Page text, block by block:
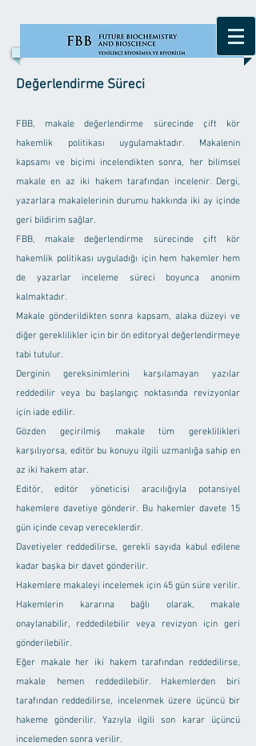
Değerlendirme Süreci
FBB, makale değerlendirme sürecinde çift kör
hakemlik politikası uygulamaktadır. Makalenin
kapsamı ve biçimi incelendikten sonra, her bilimsel
makale en az iki hakem tarafından incelenir. Dergi,
yazarlara makalelerinin durumu hakkında iki ay içinde
geri bildirim sağlar.
FBB, makale değerlendirme sürecinde çift kör
hakemlik politikası uyguladığı için hem hakemler hem
de yazarlar inceleme süreci boyunca anonim
kalmaktadır.
Makale gönderildikten sonra kapsam, alaka düzeyi ve
diğer gereklilikler için bir ön editoryal değerlendirmeye
tabi tutulur.
Derginin gereksinimlerini karşılamayan yazılar
reddedilir veya bu başlangıç noktasında revizyonlar
için iade edilir.
Gözden geçirilmiş makale tüm gereklilikleri
karşılıyorsa, editör bu konuyu ilgili uzmanlığa sahip en
az iki hakem atar.
Editör, editör yöneticisi aracılığıyla potansiyel
hakemlere davetiye gönderir. Bu hakemler davete 15
gün içinde cevap vereceklerdir.
Davetiyeler reddedilirse, gerekli sayıda kabul edilene
kadar başka bir davet gönderilir.
Hakemlere makaleyi incelemek için 45 gün süre verilir.
Hakemlerin kararına bağlı olarak, makale
onaylanabilir, reddedilebilir veya revizyon için geri
gönderilebilir.
Eğer makale her iki hakem tarafından reddedilirse,
makale hemen reddedilebilir. Hakemlerden biri
tarafından reddedilirse, incelenmek üzere üçüncü bir
hakeme gönderilir. Yazıyla ilgili son karar üçüncü
incelemeden sonra verilir.